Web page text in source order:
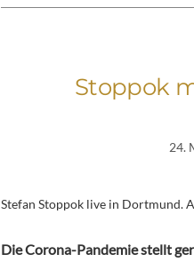
Stoppok
24.
Stefan Stoppok live in Dortmund.
Die Corona-Pandemie stellt